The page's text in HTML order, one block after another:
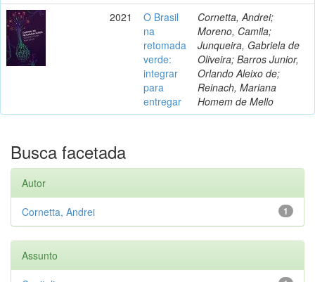
2021
O Brasil
na
retomada
verde:
integrar
para
entregar
Cornetta, Andrei;
Moreno, Camila;
Junqueira, Gabriela de
Oliveira; Barros Junior,
Orlando Aleixo de;
Reinach, Mariana
Homem de Mello
Busca facetada
Autor
1
Cornetta, Andrei
Assunto